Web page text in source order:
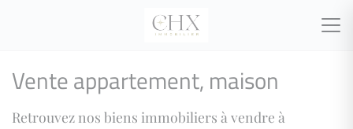
Vente appartement, maison
Retrouvez nos biens immobiliers à vendre à